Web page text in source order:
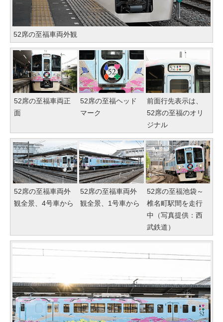
52席の至福車両外観
52席の至福車両正
面
52席の至福ヘッド
マーク
前面行先表示は、
52席の至福のオリ
ジナル
52席の至福車両外
観全景、4号車から
52席の至福車両外
観全景、1号車から
52席の至福池袋～
椎名町駅間を走行
中（写真提供：西
武鉄道）